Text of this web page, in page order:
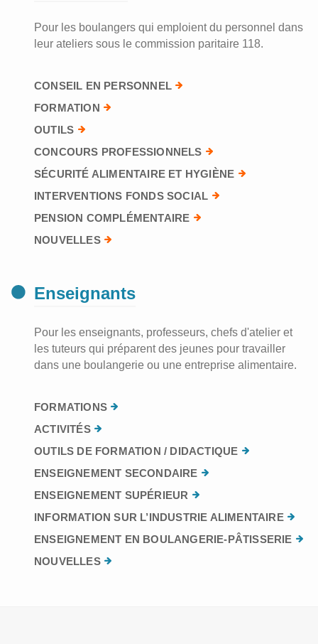
Pour les boulangers qui emploient du personnel dans
leur ateliers sous le commission paritaire 118.
CONSEIL EN PERSONNEL
FORMATION
OUTILS
CONCOURS PROFESSIONNELS
SÉCURITÉ ALIMENTAIRE ET HYGIÈNE
INTERVENTIONS FONDS SOCIAL
PENSION COMPLÉMENTAIRE
NOUVELLES
Enseignants
Pour les enseignants, professeurs, chefs d'atelier et
les tuteurs qui préparent des jeunes pour travailler
dans une boulangerie ou une entreprise alimentaire.
FORMATIONS
ACTIVITÉS
OUTILS DE FORMATION / DIDACTIQUE
ENSEIGNEMENT SECONDAIRE
ENSEIGNEMENT SUPÉRIEUR
INFORMATION SUR L’INDUSTRIE ALIMENTAIRE
ENSEIGNEMENT EN BOULANGERIE-PÂTISSERIE
NOUVELLES